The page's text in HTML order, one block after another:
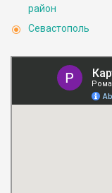
район
Севастополь